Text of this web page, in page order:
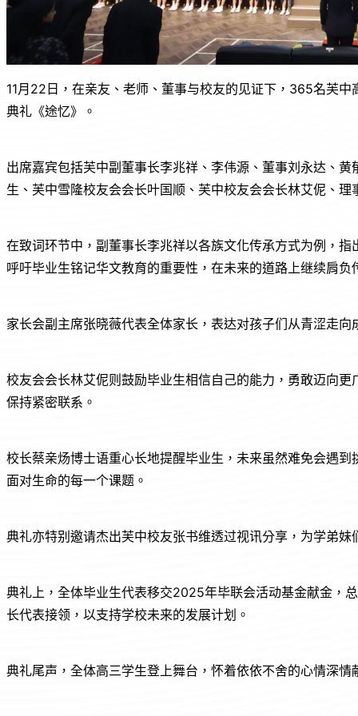
11月22日，在亲友、老师、董事与校友的见证下，365名芙
典礼《途忆》。
出席嘉宾包括芙中副董事长李兆祥、李伟源、董事刘永达、
生、芙中雪隆校友会会长叶国顺、芙中校友会会长林艾伲、
在致词环节中，副董事长李兆祥以各族文化传承方式为例，
呼吁毕业生铭记华文教育的重要性，在未来的道路上继续肩负
家长会副主席张晓薇代表全体家长，表达对孩子们从青涩走向
校友会会长林艾伲则鼓励毕业生相信自己的能力，勇敢迈向
保持紧密联系。
校长蔡亲炀博士语重心长地提醒毕业生，未来虽然难免会遇
面对生命的每一个课题。
典礼亦特别邀请杰出芙中校友张书维透过视讯分享，为学弟妹
典礼上，全体毕业生代表移交2025年毕联会活动基金献金，
长代表接领，以支持学校未来的发展计划。
典礼尾声，全体高三学生登上舞台，怀着依依不舍的心情深